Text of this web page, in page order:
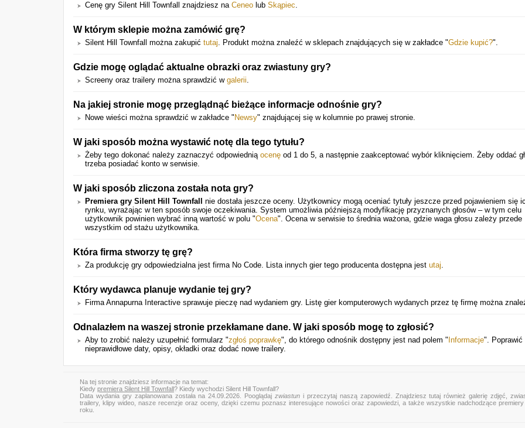
Cenę gry Silent Hill Townfall znajdziesz na Ceneo lub Skąpiec.
W którym sklepie można zamówić grę?
Silent Hill Townfall można zakupić tutaj. Produkt można znaleźć w sklepach znajdujących się w zakładce "Gdzie kupić?".
Gdzie mogę oglądać aktualne obrazki oraz zwiastuny gry?
Screeny oraz trailery można sprawdzić w galerii.
Na jakiej stronie mogę przeglądnąć bieżące informacje odnośnie gry?
Nowe wieści można sprawdzić w zakładce " Newsy" znajdującej się w kolumnie po prawej stronie.
W jaki sposób można wystawić notę dla tego tytułu?
Żeby tego dokonać należy zaznaczyć odpowiednią ocenę od 1 do 5, a następnie zaakceptować wybór kliknięciem. Żeby oddać
trzeba posiadać konto w serwisie.
W jaki sposób zliczona została nota gry?
Premiera gry Silent Hill Townfall
nie dostała jeszcze oceny. Użytkownicy mogą oceniać tytuły jeszcze przed pojawieniem się
rynku, wyrażając w ten sposób swoje oczekiwania. System umożliwia późniejszą modyfikację przyznanych głosów – w tym celu
użytkownik powinien wybrać inną wartość w polu "Ocena". Ocena w serwisie to średnia ważona, gdzie waga głosu zależy przede
wszystkim od stażu użytkownika.
Która firma stworzy tę grę?
Za produkcję gry odpowiedzialna jest firma No Code. Lista innych gier tego producenta dostępna jest utaj.
Który wydawca planuje wydanie tej gry?
Firma Annapurna Interactive sprawuje pieczę nad wydaniem gry. Listę gier komputerowych wydanych przez tę firmę można
Odnalazłem na waszej stronie przekłamane dane. W jaki sposób mogę to zgłosić?
Aby to zrobić należy uzupełnić formularz "zgłoś poprawkę", do którego odnośnik dostępny jest nad polem " Informacje". Poprawić
nieprawidłowe daty, opisy, okładki oraz dodać nowe trailery.
Na tej stronie znajdziesz informacje na temat:
Kiedy premiera Silent Hill Townfall? Kiedy wychodzi Silent Hill Townfall?
Data wydania gry zaplanowana została na 24.09.2026. Pooglądajzwiastun i przeczytaj naszą zapowiedź. Znajdziesz tutaj również galerię zdjęć,
trailery, klipy wideo, nasze recenzje oraz oceny, dzięki czemu poznasz interesujące nowości oraz zapowiedzi, a także wszystkie nadchodzące premiery
roku.